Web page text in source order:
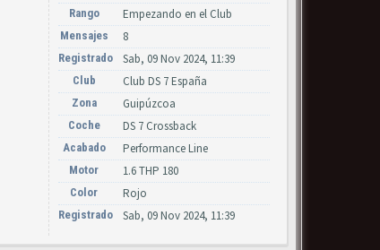
Rango Empezando en el Club
Mensajes 8
Registrado Sab, 09 Nov 2024, 11:39
Club Club DS 7 España
Zona Guipúzcoa
Coche DS 7 Crossback
Acabado Performance Line
Motor 1.6 THP 180
Color Rojo
Registrado Sab, 09 Nov 2024, 11:39